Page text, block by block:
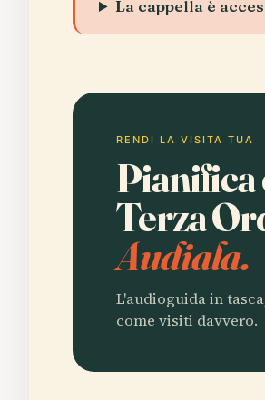
La cappella è
RENDI LA VISITA TUA
Pianifica
Terza
Audiala.
L'audioguida in
come visiti davvero.